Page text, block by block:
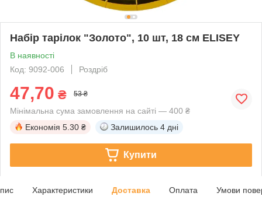
Набір тарілок "Золото", 10 шт, 18 см ELISEY
В наявності
Код: 9092-006
Роздріб
47,70 ₴ 53 ₴
Мінімальна сума замовлення на сайті — 400 ₴
Економія 5.30 ₴ Залишилось 4 дні
Купити
Характеристики Доставка Оплата Умови